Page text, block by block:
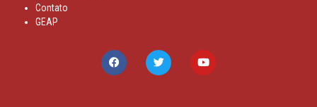
Contato
GEAP